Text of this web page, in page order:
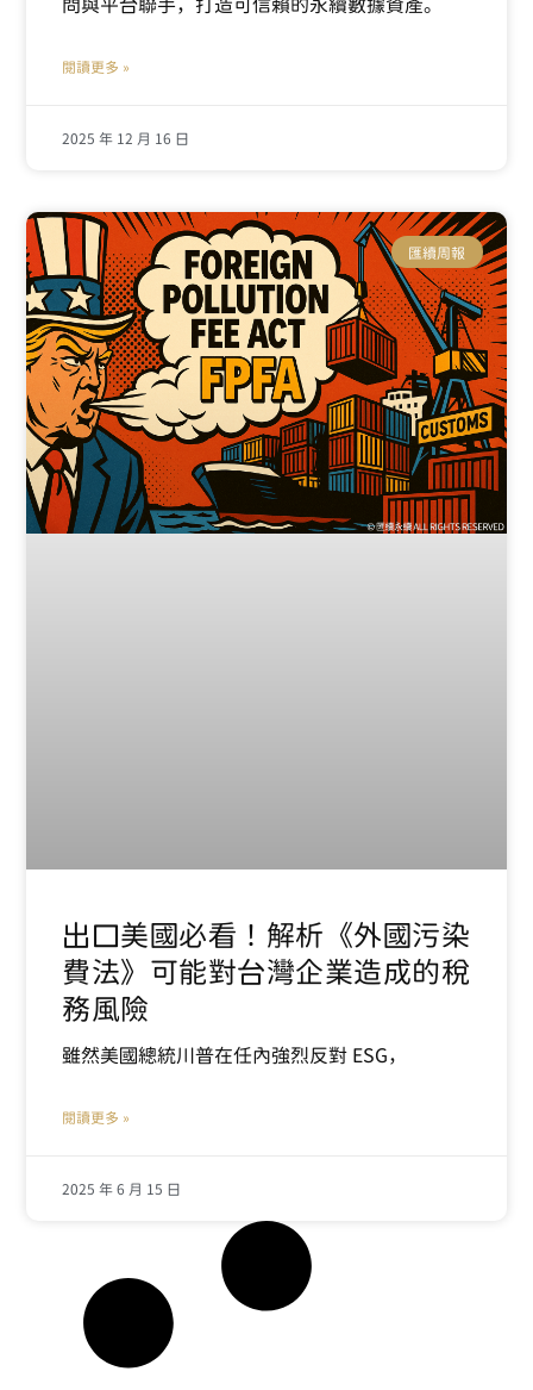
問與平台聯手，打造可信賴的永續數據資產。
閱讀更多 »
2025 年 12 月 16 日
匯續周報
出口美國必看！解析《外國污染
費法》可能對台灣企業造成的稅
務風險
雖然美國總統川普在任內強烈反對 ESG，
閱讀更多 »
2025 年 6 月 15 日